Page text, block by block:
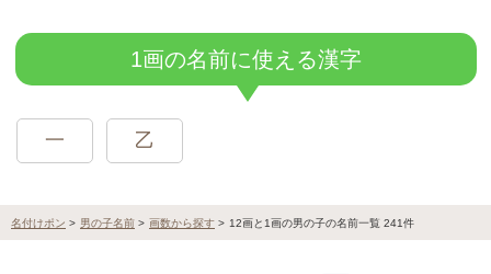
1画の名前に使える漢字
一 乙
名付けポン > 男の子名前 > 画数から探す > 12画と1画の男の子の名前一覧 241件